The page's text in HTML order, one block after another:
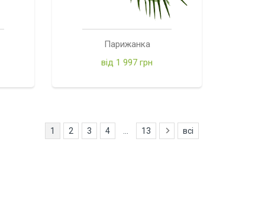
Парижанка
від 1 997 грн
1 2 3 4 13 всі